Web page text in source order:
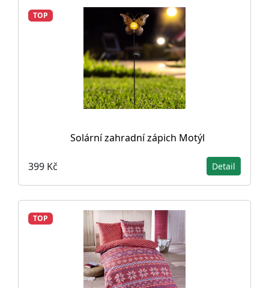
TOP
Solární zahradní zápich Motýl
399 Kč Detail
TOP